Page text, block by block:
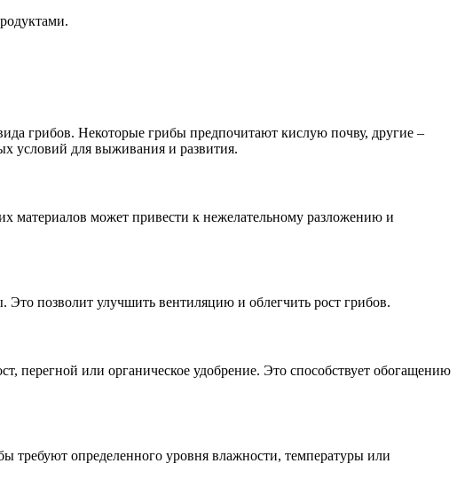
грибов. Некоторые грибы предпочитают кислую почву, другие –
условий для выживания и развития.
материалов может привести к нежелательному разложению и
позволит улучшить вентиляцию и облегчить рост грибов.
перегной или органическое удобрение. Это способствует обогащению
требуют определенного уровня влажности, температуры или